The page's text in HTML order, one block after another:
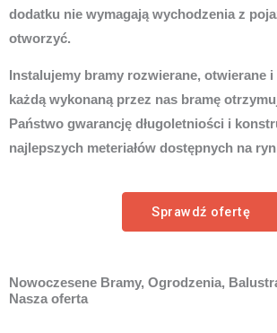
dodatku nie wymagają wychodzenia z
otworzyć.
Instalujemy bramy rozwierane, otwierane
każdą wykonaną przez nas bramę
Państwo gwarancję długoletniości i
najlepszych meteriałów dostępnych na
Sprawdź ofertę
Nowoczesene Bramy, Ogrodzenia,
Nasza oferta